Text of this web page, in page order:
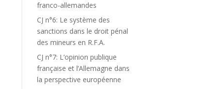
franco-allemandes
CJ n°6: Le système des
sanctions dans le droit pénal
des mineurs en R.F.A.
CJ n°7: L’opinion publique
française et l’Allemagne dans
la perspective européenne